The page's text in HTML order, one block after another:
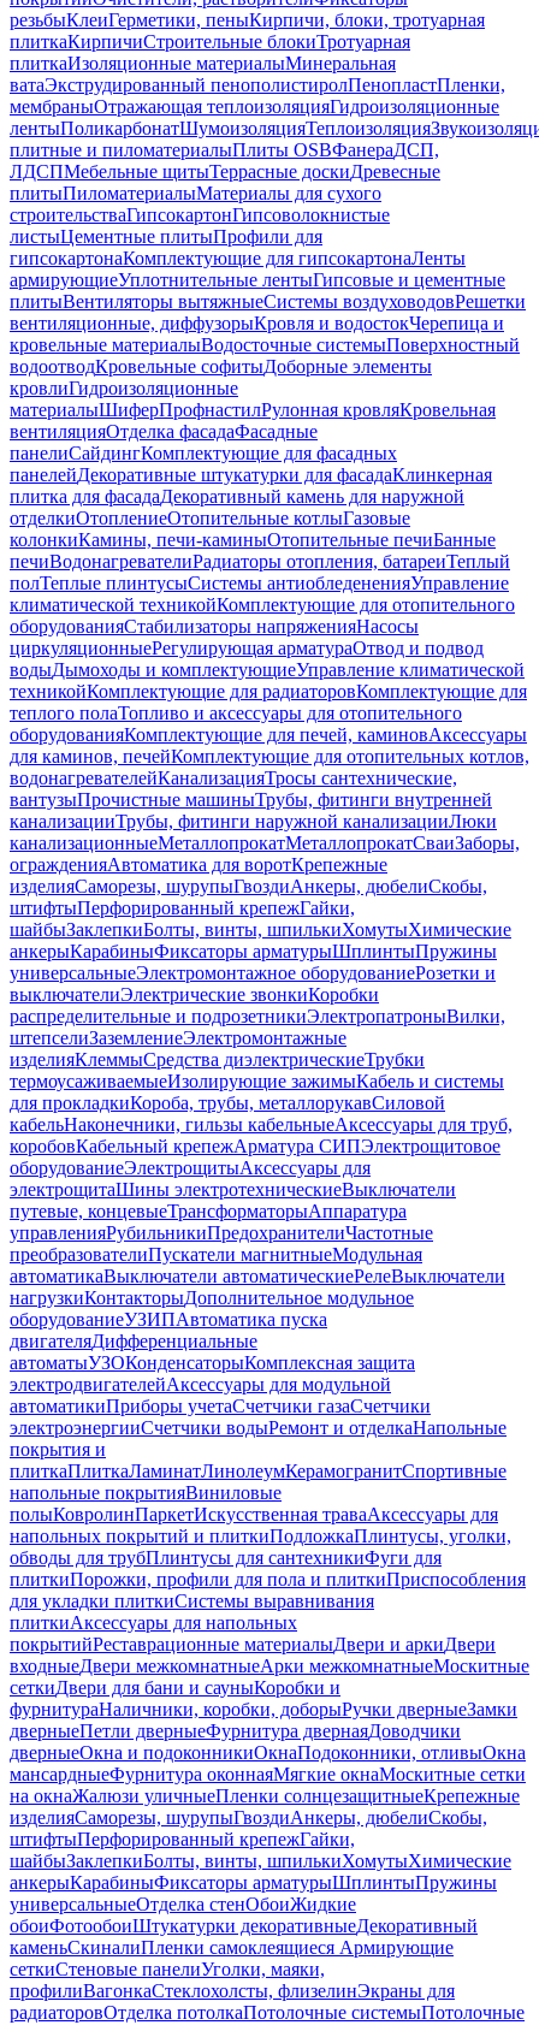
резьбыКлеиГерметики, пеныКирпичи, блоки, тротуарная
плиткаКирпичиСтроительные блокиТротуарная
плиткаИзоляционные материалыМинеральная
ватаЭкструдированный пенополистиролПенопластПленки,
мембраныОтражающая теплоизоляцияГидроизоляционные
лентыПоликарбонатШумоизоляцияТеплоизоляция
плитные и пиломатериалыПлиты OSBФанераДСП,
ЛДСПМебельные щитыТеррасные доскиДревесные
плитыПиломатериалыМатериалы для сухого
строительстваГипсокартонГипсоволокнистые
листыЦементные плитыПрофили для
гипсокартонаКомплектующие для гипсокартонаЛенты
армирующиеУплотнительные лентыГипсовые и цементные
плитыВентиляторы вытяжныеСистемы воздуховодовРешетки
вентиляционные, диффузорыКровля и водостокЧерепица и
кровельные материалыВодосточные системыПоверхностный
водоотводКровельные софитыДоборные элементы
кровлиГидроизоляционные
материалыШиферПрофнастилРулонная кровляКровельная
вентиляцияОтделка фасадаФасадные
панелиСайдингКомплектующие для фасадных
панелейДекоративные штукатурки для фасадаКлинкерная
плитка для фасадаДекоративный камень для наружной
отделкиОтоплениеОтопительные котлыГазовые
колонкиКамины, печи-каминыОтопительные печиБанные
печиВодонагревателиРадиаторы отопления, батареиТеплый
полТеплые плинтусыСистемы антиобледененияУправление
климатической техникойКомплектующие для отопительного
оборудованияСтабилизаторы напряженияНасосы
циркуляционныеРегулирующая арматураОтвод и подвод
водыДымоходы и комплектующиеУправление климатической
техникойКомплектующие для радиаторовКомплектующие для
теплого полаТопливо и аксессуары для отопительного
оборудованияКомплектующие для печей, каминовАксессуары
для каминов, печейКомплектующие для отопительных котлов,
водонагревателейКанализацияТросы сантехнические,
вантузыПрочистные машиныТрубы, фитинги внутренней
канализацииТрубы, фитинги наружной канализацииЛюки
канализационныеМеталлопрокатМеталлопрокатСваиЗаборы,
огражденияАвтоматика для воротКрепежные
изделияСаморезы, шурупыГвоздиАнкеры, дюбелиСкобы,
штифтыПерфорированный крепежГайки,
шайбыЗаклепкиБолты, винты, шпилькиХомутыХимические
анкерыКарабиныФиксаторы арматурыШплинтыПружины
универсальныеЭлектромонтажное оборудованиеРозетки и
выключателиЭлектрические звонкиКоробки
распределительные и подрозетникиЭлектропатроныВилки,
штепселиЗаземлениеЭлектромонтажные
изделияКлеммыСредства диэлектрическиеТрубки
термоусаживаемыеИзолирующие зажимыКабель и системы
для прокладкиКороба, трубы, металлорукавСиловой
кабельНаконечники, гильзы кабельныеАксессуары для труб,
коробовКабельный крепежАрматура СИПЭлектрощитовое
оборудованиеЭлектрощитыАксессуары для
электрощитаШины электротехническиеВыключатели
путевые, концевыеТрансформаторыАппаратура
управленияРубильникиПредохранителиЧастотные
преобразователиПускатели магнитныеМодульная
автоматикаВыключатели автоматическиеРелеВыключатели
нагрузкиКонтакторыДополнительное модульное
оборудованиеУЗИПАвтоматика пуска
двигателяДифференциальные
автоматыУЗОКонденсаторыКомплексная защита
электродвигателейАксессуары для модульной
автоматикиПриборы учетаСчетчики газаСчетчики
электроэнергииСчетчики водыРемонт и отделкаНапольные
покрытия и
плиткаПлиткаЛаминатЛинолеумКерамогранитСпортивные
напольные покрытияВиниловые
полыКовролинПаркетИскусственная траваАксессуары для
напольных покрытий и плиткиПодложкаПлинтусы, уголки,
обводы для трубПлинтусы для сантехникиФуги для
плиткиПорожки, профили для пола и плиткиПриспособления
для укладки плиткиСистемы выравнивания
плиткиАксессуары для напольных
покрытийРеставрационные материалыДвери и аркиДвери
входныеДвери межкомнатныеАрки межкомнатныеМоскитные
сеткиДвери для бани и сауныКоробки и
фурнитураНаличники, коробки, доборыРучки дверныеЗамки
дверныеПетли дверныеФурнитура двернаяДоводчики
дверныеОкна и подоконникиОкнаПодоконники, отливыОкна
мансардныеФурнитура оконнаяМягкие окнаМоскитные сетки
на окнаЖалюзи уличныеПленки солнцезащитныеКрепежные
изделияСаморезы, шурупыГвоздиАнкеры, дюбелиСкобы,
штифтыПерфорированный крепежГайки,
шайбыЗаклепкиБолты, винты, шпилькиХомутыХимические
анкерыКарабиныФиксаторы арматурыШплинтыПружины
универсальныеОтделка стенОбоиЖидкие
обоиФотообоиШтукатурки декоративныеДекоративный
каменьСкиналиПленки самоклеящиеся Армирующие
сеткиСтеновые панелиУголки, маяки,
профилиВагонкаСтеклохолсты, флизелинЭкраны для
радиаторовОтделка потолкаПотолочные системыПотолочные